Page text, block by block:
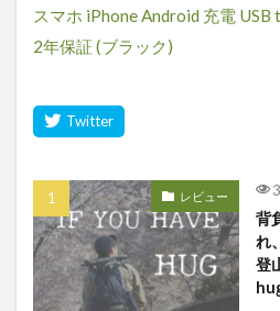
スマホ iPhone Android 充電
2年保証 (ブラック)
レビュー
背
れ
登